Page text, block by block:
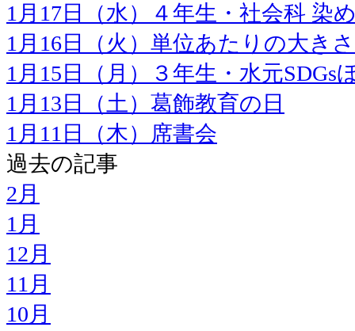
1月17日（水）４年生・社会科 染
1月16日（火）単位あたりの大き
1月15日（月）３年生・水元SDGs
1月13日（土）葛飾教育の日
1月11日（木）席書会
過去の記事
2月
1月
12月
11月
10月